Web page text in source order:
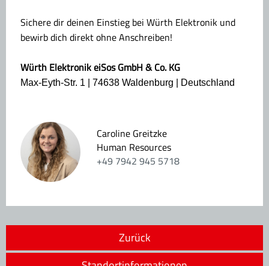
Sichere dir deinen Einstieg bei Würth Elektronik und
bewirb dich direkt ohne Anschreiben!
Würth Elektronik eiSos GmbH & Co. KG
Max-Eyth-Str. 1 | 74638 Waldenburg | Deutschland
Caroline Greitzke
Human Resources
+49 7942 945 5718
Zurück